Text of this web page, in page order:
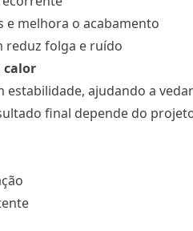
melhora o acabamento
reduz folga e ruído
calor
ajudando a
final depende do